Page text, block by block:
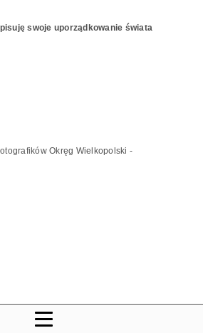
swoje uporządkowanie świata
Okręg Wielkopolski -